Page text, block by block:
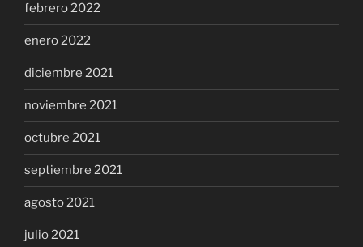
febrero 2022
enero 2022
diciembre 2021
noviembre 2021
octubre 2021
septiembre 2021
agosto 2021
julio 2021